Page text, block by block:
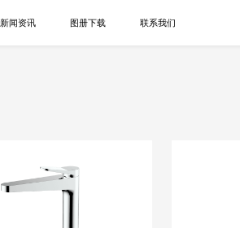
新闻资讯 图册下载 联系我们